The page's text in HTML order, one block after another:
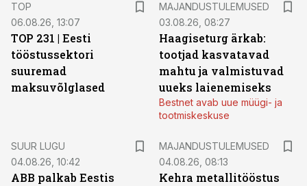
TOP
06.08.26, 13:07
TOP 231 | Eesti
tööstussektori
suuremad
maksuvõlglased
MAJANDUSTULEMUSED
03.08.26, 08:27
Haagiseturg ärkab:
tootjad kasvatavad
mahtu ja valmistuvad
uueks laienemiseks
Bestnet avab uue müügi- ja
tootmiskeskuse
SUUR LUGU
04.08.26, 10:42
ABB palkab Eestis
MAJANDUSTULEMUSED
04.08.26, 08:13
Kehra metallitööstus